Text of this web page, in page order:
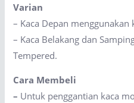
Varian
– Kaca Depan
– Kaca Belakang dan
Tempered.
Cara Membeli
– Untuk penggantian kaca